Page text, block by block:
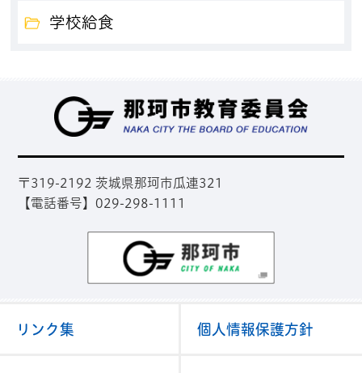
学校給食
〒319-2192 茨城県那珂市瓜連321
【電話番号】029-298-1111
リンク集 個人情報保護方針